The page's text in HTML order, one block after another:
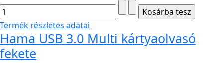
Termék részletes adatai
Hama USB 3.0 Multi kártyaolvasó
fekete